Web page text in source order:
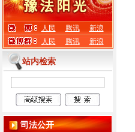
人民 腾讯
新浪
人民
腾讯 新浪
站内检索
司法公开